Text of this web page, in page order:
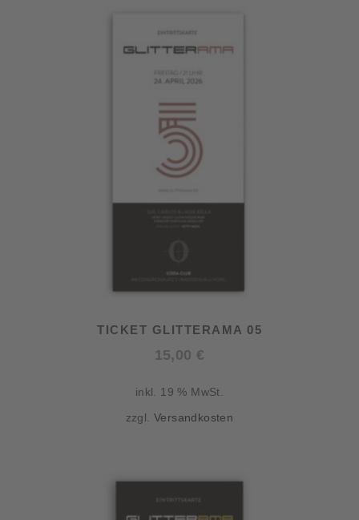
TICKET GLITTERAMA 05
15,00 €
inkl. 19 % MwSt.
zzgl.Versandkosten